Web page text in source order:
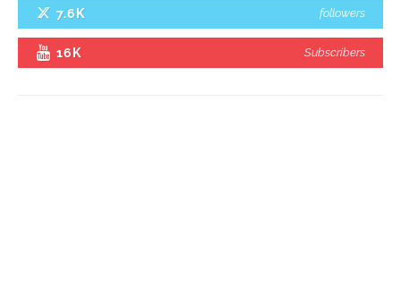
7.6K followers
16K Subscribers